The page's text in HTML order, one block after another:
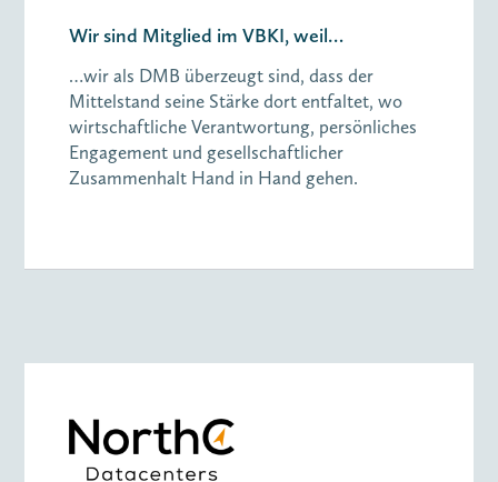
Wir sind Mitglied im VBKI, weil…
…wir als DMB überzeugt sind, dass der
Mittelstand seine Stärke dort entfaltet, wo
wirtschaftliche Verantwortung, persönliches
Engagement und gesellschaftlicher
Zusammenhalt Hand in Hand gehen.